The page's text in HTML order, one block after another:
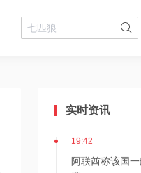
实时资讯
清单
19:42
阿联酋称该国